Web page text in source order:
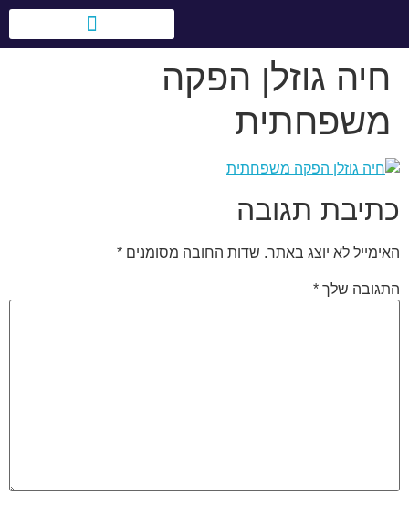
חיה גוזלן הפקה
משפחתית
כתיבת תגובה
האימייל לא יוצג באתר. שדות החובה מסומנים *
התגובה שלך *